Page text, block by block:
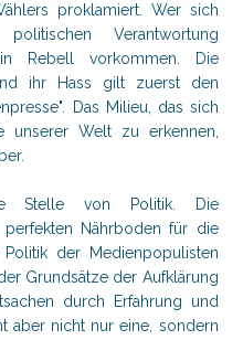
proklamiert. Wer sich
Verantwortung
Rebell vorkommen. Die
ihr Hass gilt zuerst den
Das Milieu, das sich
unserer Welt zu erkennen,
Stelle von Politik. Die
Nährboden für die
der Medienpopulisten
Grundsätze der Aufklärung
durch Erfahrung und
aber nicht nur eine, sondern